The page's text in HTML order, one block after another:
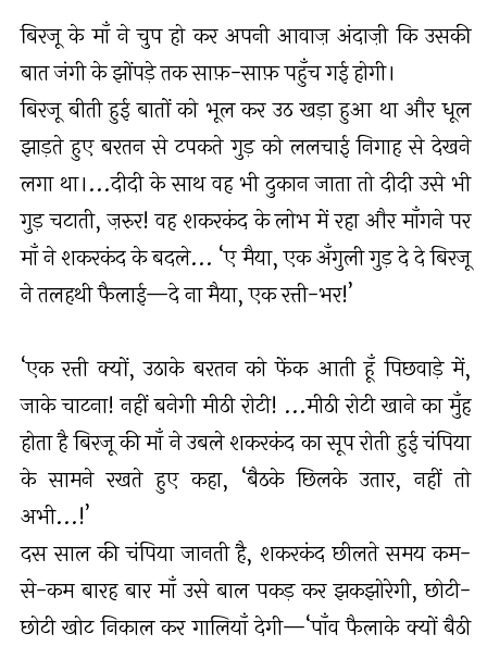
बिरजू के माँ ने चुप हो कर अपनी आवाज़ अंदाज़ी कि उसकी
बात जंगी के झोंपड़े तक साफ़-साफ़ पहुँच गई होगी।
बिरजू बीती हुई बातों को भूल कर उठ खड़ा हुआ था और धूल
झाड़ते हुए बरतन से टपकते गुड़ को ललचाई निगाह से देखने
लगा था।...दीदी के साथ वह भी दुकान जाता तो दीदी उसे भी
गुड़ चटाती, ज़रुर! वह शकरकंद के लोभ में रहा और माँगने पर
माँ ने शकरकंद के बदले... ‘ए मैया, एक अँगुली गुड़ दे दे बिरजू
ने तलहथी फैलाई—दे ना मैया, एक रत्ती-भर!’
‘एक रत्ती क्यों, उठाके बरतन को फेंक आती हूँ पिछवाड़े में,
जाके चाटना! नहीं बनेगी मीठी रोटी! ...मीठी रोटी खाने का मुँह
होता है बिरजू की माँ ने उबले शकरकंद का सूप रोती हुई चंपिया
के सामने रखते हुए कहा, ‘बैठके छिलके उतार, नहीं तो
अभी...!’
दस साल की चंपिया जानती है, शकरकंद छीलते समय कम-
से-कम बारह बार माँ उसे बाल पकड़ कर झकझोरेगी, छोटी-
छोटी खोट निकाल कर गालियाँ देगी—‘पाँव फैलाके क्यों बैठी